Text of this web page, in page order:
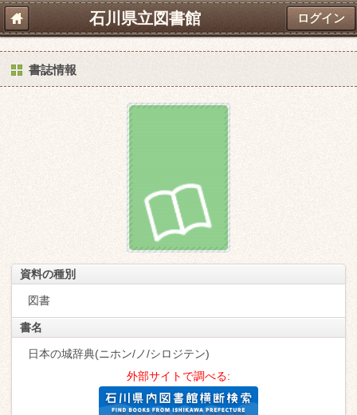
石川県立図書館 ログイン
書誌情報
資料の種別
図書
書名
日本の城辞典(ニホン/ノ/シロジテン)
外部サイトで調べる: